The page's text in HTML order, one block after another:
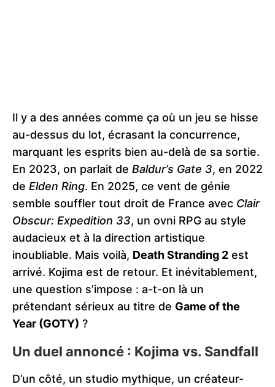
Il y a des années comme ça où un jeu se hisse
au-dessus du lot, écrasant la concurrence,
marquant les esprits bien au-delà de sa sortie.
En 2023, on parlait de Baldur’s Gate 3, en 2022
de Elden Ring. En 2025, ce vent de génie
semble souffler tout droit de France avec Clair
Obscur: Expedition 33, un ovni RPG au style
audacieux et à la direction artistique
inoubliable. Mais voilà, Death Stranding 2 est
arrivé. Kojima est de retour. Et inévitablement,
une question s’impose : a-t-on là un
prétendant sérieux au titre de Game of the
Year (GOTY) ?
Un duel annoncé : Kojima vs. Sandfall
D’un côté, un studio mythique, un créateur-